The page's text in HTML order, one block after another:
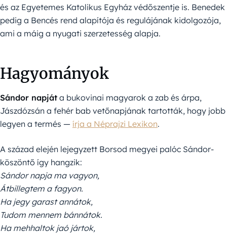
és az Egyetemes Katolikus Egyház védőszentje is. Benedek
pedig a Bencés rend alapítója és regulájának kidolgozója,
ami a máig a nyugati szerzetesség alapja.
Hagyományok
Sándor napját a bukovinai magyarok a zab és árpa,
Jászdózsán a fehér bab vetőnapjának tartották, hogy jobb
legyen a termés — írja a Néprajzi Lexikon.
A század elején lejegyzett Borsod megyei palóc Sándor-
köszöntő így hangzik:
Sándor napja ma vagyon,
Átbillegtem a fagyon.
Ha jegy garast annátok,
Tudom mennem bánnátok.
Ha mehhaltok jaó jártok,